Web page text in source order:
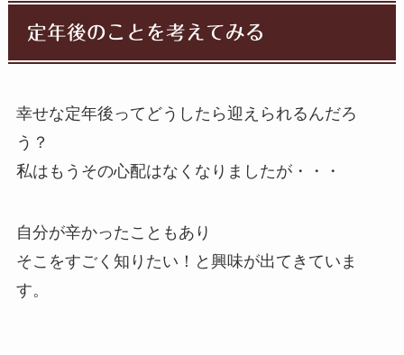
定年後のことを考えてみる
幸せな定年後ってどうしたら迎えられるんだろ
う？
私はもうその心配はなくなりましたが・・・
自分が辛かったこともあり
そこをすごく知りたい！と興味が出てきていま
す。